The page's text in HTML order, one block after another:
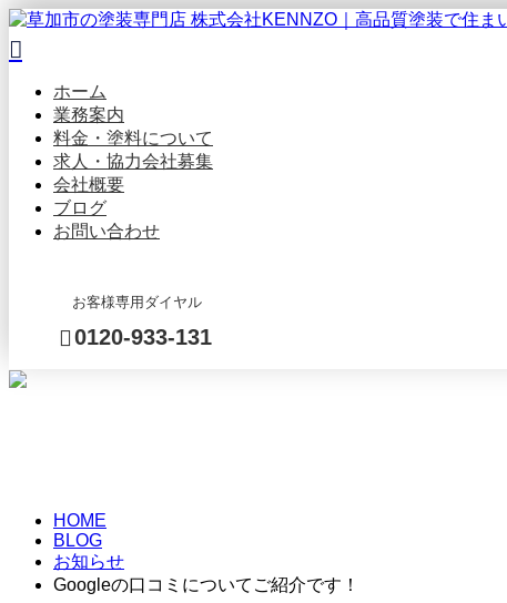
ホーム
業務案内
料金・塗料について
求人・協力会社募集
会社概要
ブログ
お問い合わせ
お客様専用ダイヤル
0120-933-131
HOME
BLOG
お知らせ
Googleの口コミについてご紹介です！